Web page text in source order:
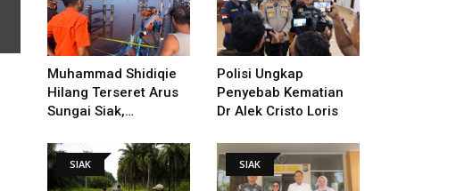
Pekanbaru
Muhammad Shidiqie
Hilang Terseret Arus
Sungai Siak,
Dilakukan
Polisi Ungkap
Penyebab Kematian
Dr Alek Cristo Loris
SIAK SIAK